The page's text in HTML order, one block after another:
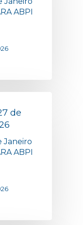
ABPI
de
Janeiro
ABPI